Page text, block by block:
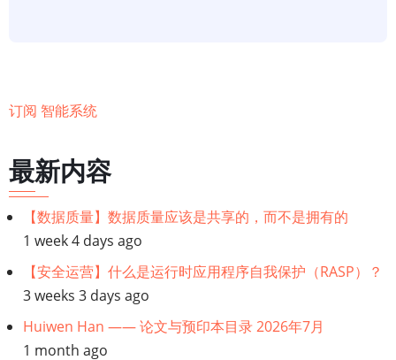
式
订阅 智能系统
最新内容
【数据质量】数据质量应该是共享的，而不是拥有的
1 week 4 days ago
【安全运营】什么是运行时应用程序自我保护（RASP）？
3 weeks 3 days ago
Huiwen Han —— 论文与预印本目录 2026年7月
1 month ago